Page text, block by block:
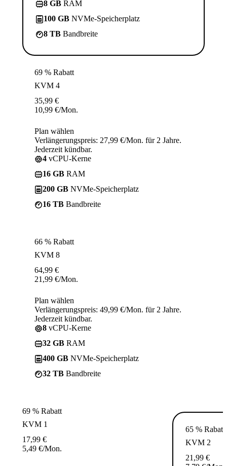
8 GB RAM
100 GB NVMe-Speicherplatz
8 TB Bandbreite
69 % Rabatt
KVM 4
35,99 €
10,99 €/Mon.
Plan wählen
Verlängerungspreis: 27,99 €/Mon. für 2 Jahre.
Jederzeit kündbar.
4 vCPU-Kerne
16 GB RAM
200 GB NVMe-Speicherplatz
16 TB Bandbreite
66 % Rabatt
KVM 8
64,99 €
21,99 €/Mon.
Plan wählen
Verlängerungspreis: 49,99 €/Mon. für 2 Jahre.
Jederzeit kündbar.
8 vCPU-Kerne
32 GB RAM
400 GB NVMe-Speicherplatz
32 TB Bandbreite
69 % Rabatt
KVM 1
17,99 €
5,49 €/Mon.
65 % Rabatt
KVM 2
21,99 €